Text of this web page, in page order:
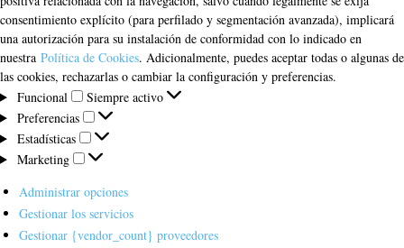
consentimiento explícito (para perfilado y segmentación avanzada), implicará
una autorización para su instalación de conformidad con lo indicado en
nuestra Política de Cookies. Adicionalmente, puedes aceptar todas o algunas de
las cookies, rechazarlas o cambiar la configuración y preferencias.
Funcional
Funcional
Siempre activo
Preferencias
Preferencias
Estadísticas
Estadísticas
Marketing
Marketing
Administrar opciones
Gestionar los servicios
Gestionar {vendor_count} proveedores